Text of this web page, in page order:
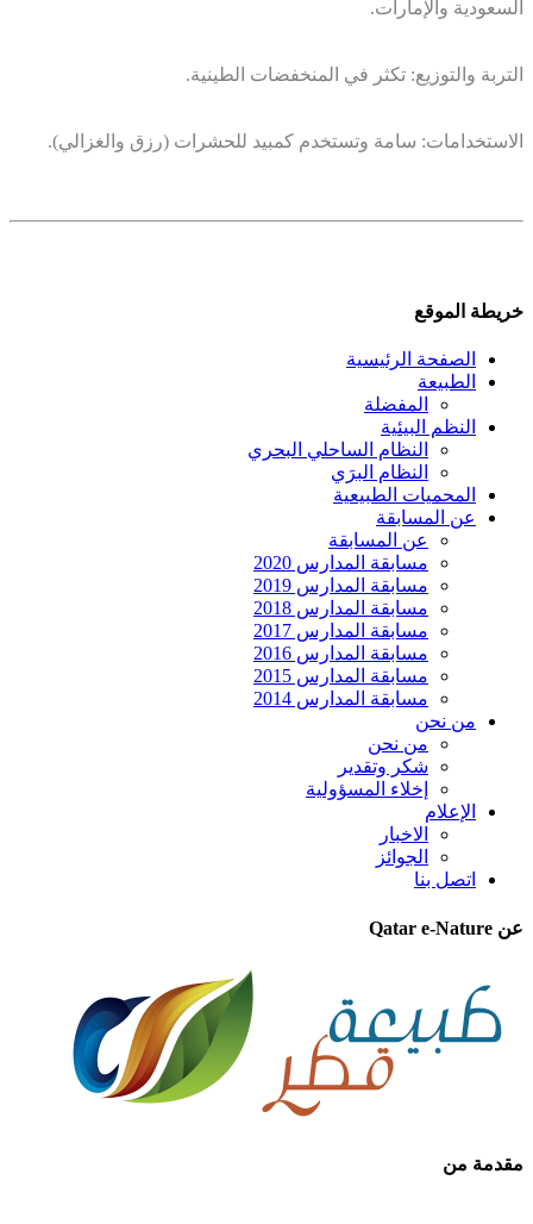
السعودية والإمارات.
التربة والتوزيع: تكثر في المنخفضات الطينية.
الاستخدامات: سامة وتستخدم كمبيد للحشرات (رزق والغزالي).
خريطة الموقع
الصفحة الرئيسية
الطبيعة
المفضلة
النظم البيئية
النظام الساحلي البحري
النظام البرَي
المحميات الطبيعية
عن المسابقة
عن المسابقة
مسابقة المدارس 2020
مسابقة المدارس 2019
مسابقة المدارس 2018
مسابقة المدارس 2017
مسابقة المدارس 2016
مسابقة المدارس 2015
مسابقة المدارس 2014
من نحن
من نحن
شكر وتقدير
إخلاء المسؤولية
الإعلام
الاخبار
الجوائز
اتصل بنا
عن Qatar e-Nature
مقدمة من